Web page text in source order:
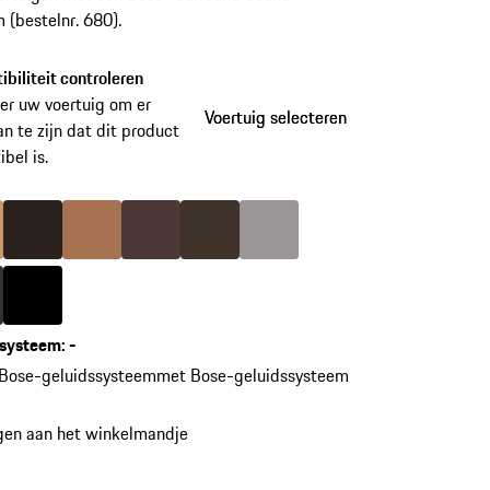
(bestelnr. 680).
controleren
uw voertuig om er
te zijn dat dit product
is.
Voertuig selecteren
Voertuig selecteren
luxorbeige
Kleur espresso
Kleur cognac
Kleur marsala
Kleur zadelbruin
Kleur
agaatgrijs
Kleur zwart
:-
geluidssysteemmet Bose-geluidssysteem
aan het winkelmandje